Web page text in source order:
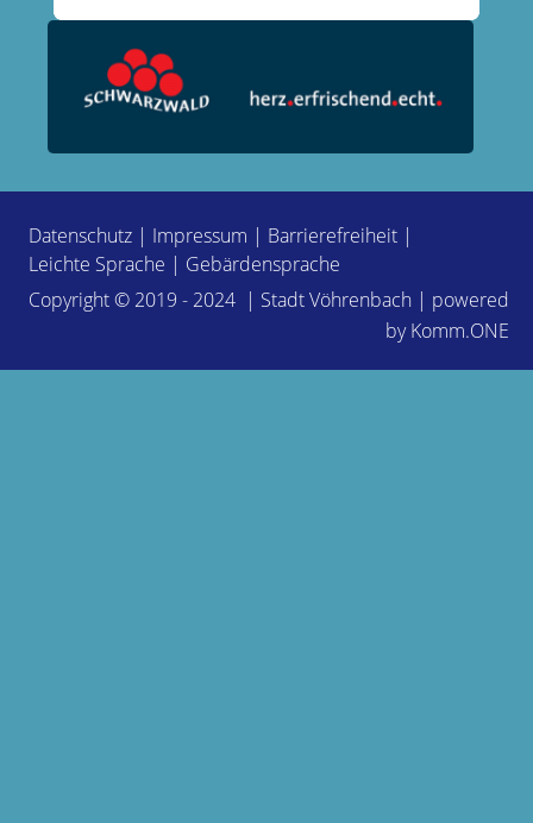
Datenschutz | Impressum | Barrierefreiheit |
Leichte Sprache | Gebärdensprache
Copyright © 2019 - 2024 | Stadt Vöhrenbach | powered
byKomm.ONE